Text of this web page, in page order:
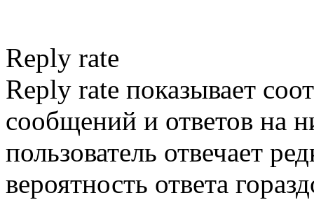
Reply rate
Reply rate показывает
сообщений и ответов на
пользователь отвечает
вероятность ответа